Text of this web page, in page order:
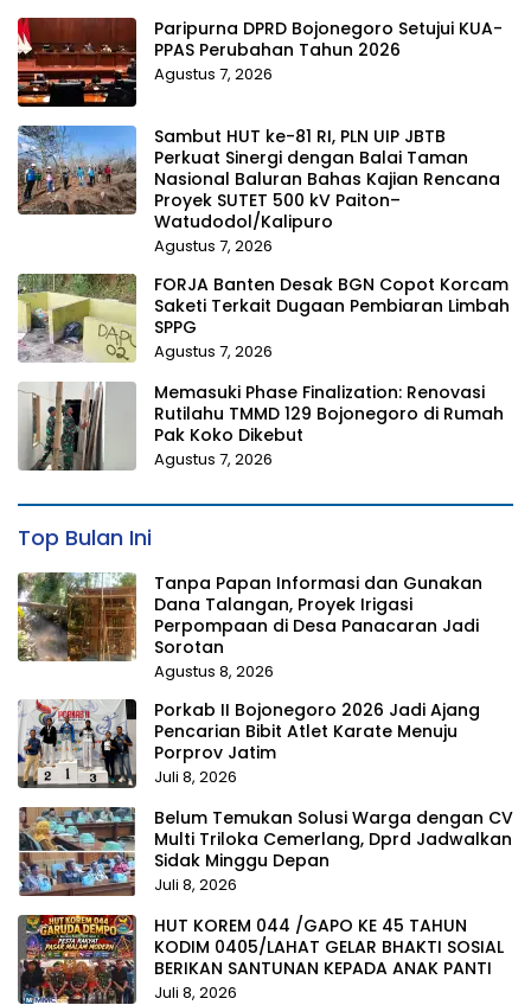
Paripurna DPRD Bojonegoro Setujui KUA-
PPAS Perubahan Tahun 2026
Agustus 7, 2026
Sambut HUT ke-81 RI, PLN UIP JBTB
Perkuat Sinergi dengan Balai Taman
Nasional Baluran Bahas Kajian Rencana
Proyek SUTET 500 kV Paiton–
Watudodol/Kalipuro
Agustus 7, 2026
FORJA Banten Desak BGN Copot Korcam
Saketi Terkait Dugaan Pembiaran Limbah
SPPG
Agustus 7, 2026
Memasuki Phase Finalization: Renovasi
Rutilahu TMMD 129 Bojonegoro di Rumah
Pak Koko Dikebut
Agustus 7, 2026
Top Bulan Ini
Tanpa Papan Informasi dan Gunakan
Dana Talangan, Proyek Irigasi
Perpompaan di Desa Panacaran Jadi
Sorotan
Agustus 8, 2026
Porkab II Bojonegoro 2026 Jadi Ajang
Pencarian Bibit Atlet Karate Menuju
Porprov Jatim
Juli 8, 2026
Belum Temukan Solusi Warga dengan CV
Multi Triloka Cemerlang, Dprd Jadwalkan
Sidak Minggu Depan
Juli 8, 2026
HUT KOREM 044 /GAPO KE 45 TAHUN
KODIM 0405/LAHAT GELAR BHAKTI SOSIAL
BERIKAN SANTUNAN KEPADA ANAK PANTI
Juli 8, 2026